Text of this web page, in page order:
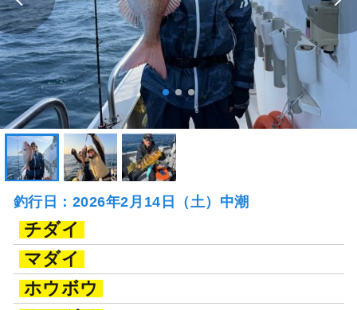
釣行日：2026年2月14日（土）中潮
チダイ
マダイ
ホウボウ